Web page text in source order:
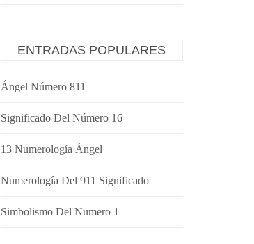
ENTRADAS POPULARES
Ángel Número 811
Significado Del Número 16
13 Numerología Ángel
Numerología Del 911 Significado
Simbolismo Del Numero 1